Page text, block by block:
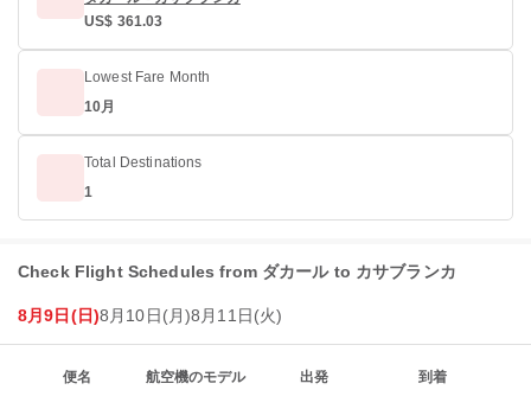
US$ 361.03
Lowest Fare Month
10月
Total Destinations
1
Check Flight Schedules from ダカール to カサブランカ
8月9日(日)8月10日(月)8月11日(火)
便名 航空機のモデル 出発 到着